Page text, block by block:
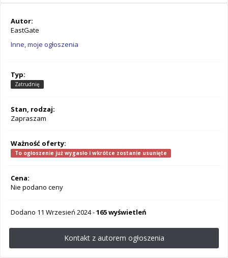
Autor:
EastGate
Inne, moje ogłoszenia
Typ:
Zatrudnię
Stan, rodzaj:
Zapraszam
Ważność oferty:
To ogłoszenie już wygasło i wkrótce zostanie usunięte
Cena:
Nie podano ceny
Dodano 11 Wrzesień 2024-165 wyświetleń
Kontakt z autorem ogłoszenia